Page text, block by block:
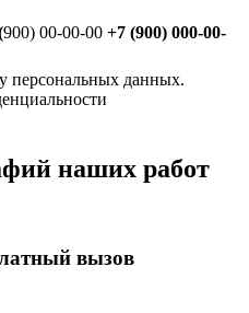
900) 00-00-00 +7 (900) 000-00-
персональных данных.
наших работ
вызов